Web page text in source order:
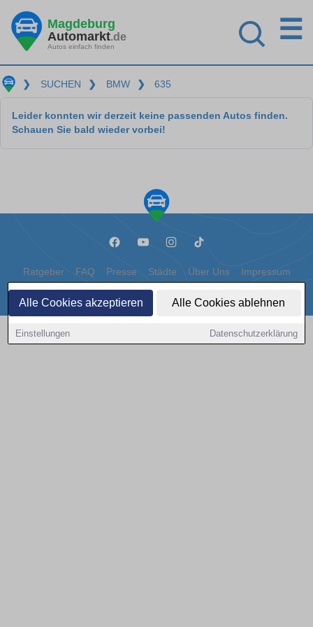
Alle Cookies akzeptieren Alle Cookies ablehnen
Einstellungen Datenschutzerklärung
Magdeburg
Automarkt.de
Autos einfach finden
☰
❯ SUCHEN ❯ BMW ❯ 635
Leider konnten wir derzeit keine passenden Autos finden.
Schauen Sie bald wieder vorbei!
Ratgeber FAQ Presse Städte Über Uns Impressum
Datenschutz Cookies
Copyright © 2000 - 2026 | 1A Infosysteme GmbH | Content by: 1a-sites-autos